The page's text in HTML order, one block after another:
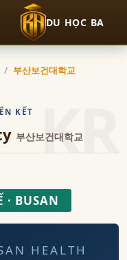
DU HỌC BA
부산보건대학교
KR
KẾT
부산보건대학교
· BUSAN
HEALTH